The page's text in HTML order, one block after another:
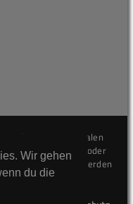
Wir gehen
du die
dem internationalen
kopiert, verändert oder
Gegen Verstöße werden